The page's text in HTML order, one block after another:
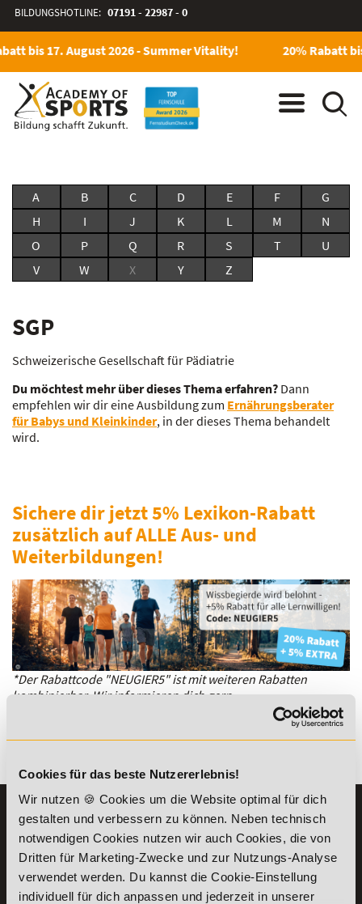
Cookies für das beste Nutzererlebnis!
Wir nutzen 🍪 Cookies um die Website optimal für dich
gestalten und verbessern zu können. Neben technisch
notwendigen Cookies nutzen wir auch Cookies, die von
Dritten für Marketing-Zwecke und zur Nutzungs-Analyse
verwendet werden. Du kannst die Cookie-Einstellung
individuell für dich anpassen und jederzeit in unserer
BILDUNGSHOTLINE: 07191 - 22987 - 0
bis 17. August 2026 - Summer Vitality! 20% Rabatt
A B C D E F
G
H
I J K L M
N
O
P Q R S T
U
V
W X Y Z
SGP
Schweizerische Gesellschaft für Pädiatrie
Du möchtest mehr über dieses Thema erfahren? Dann
empfehlen wir dir eine Ausbildung zum Ernährungsberater
für Babys und Kleinkinder, in der dieses Thema behandelt
wird.
Sichere dir jetzt 5% Lexikon-Rabatt
zusätzlich auf ALLE Aus- und
Weiterbildungen!
*Der Rabattcode "NEUGIER5" ist mit weiteren Rabatten
kombinierbar. Wir informieren dich gern.
KONTAKT
07191-22987-0
WhatsApp:
+49 (0) 7191 9513201
INFORMATIONEN
Die Academy
Lehr- und
Lernmethoden
PreisFAIRsprechen